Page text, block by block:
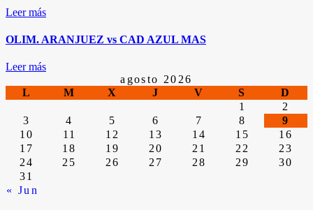
Leer más
OLIM. ARANJUEZ vs CAD AZUL MAS
Leer más
agosto 2026
L
M X J V S D
« Jun
1
2
3
4 5 6 7 8
9
10
11 12 13 14 15
16
17
18 19 20 21 22
23
24
25 26 27 28 29
30
31